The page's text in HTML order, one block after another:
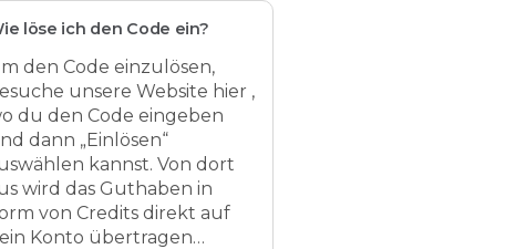
löse ich den Code ein?
den Code einzulösen,
unsere Website hier ,
du den Code eingeben
dann „Einlösen“
kannst. Von dort
wird das Guthaben in
von Credits direkt auf
Konto übertragen…